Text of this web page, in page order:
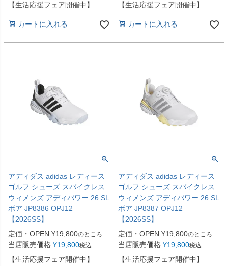
【生活応援フェア開催中】
カートに入れる
【生活応援フェア開催中】
カートに入れる
アディダス adidas レディース
ゴルフ シューズ スパイクレス
ウィメンズ アディパワー 26 SL
ボア JP8386 OPJ12
【2026SS】
定価・OPEN ¥19,800のところ
当店販売価格 ¥19,800税込
【生活応援フェア開催中】
アディダス adidas レディース
ゴルフ シューズ スパイクレス
ウィメンズ アディパワー 26 SL
ボア JP8387 OPJ12
【2026SS】
定価・OPEN ¥19,800のところ
当店販売価格 ¥19,800税込
【生活応援フェア開催中】